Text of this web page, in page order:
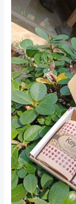
Nyaman
untuk
Thawaf:
Pilihan
Terbaik
untuk
Ibadah